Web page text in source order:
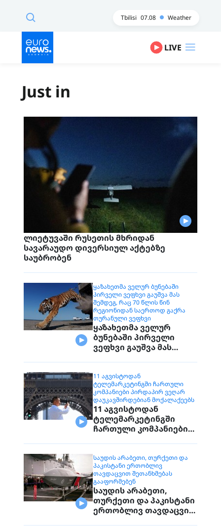
Tbilisi 07.08 Weather
LIVE
Just in
ლიეტუვაში რუსეთის მხრიდან
სავარაუდო დივერსიულ აქტებზე
საუბრობენ
ᲧᲐᲖᲐᲮᲔᲗᲛᲐ ᲕᲔᲚᲣᲠ ᲑᲣᲜᲔᲑᲐᲨᲘ
ᲞᲘᲠᲕᲔᲚᲘ ᲕᲔᲤᲮᲕᲘ ᲒᲐᲣᲨᲕᲐ ᲛᲐᲡ
ᲨᲔᲛᲓᲔᲒ, ᲠᲐᲪ 70 ᲬᲚᲘᲡ ᲬᲘᲜ
ᲠᲔᲒᲘᲝᲜᲘᲓᲐᲜ ᲡᲐᲔᲠᲗᲝᲓ ᲒᲐᲥᲠᲐ
ᲗᲣᲠᲐᲜᲣᲚᲘ ᲕᲔᲤᲮᲕᲘ
ყაზახეთმა ველურ
ბუნებაში პირველი
ვეფხვი გაუშვა მას
საერთოდ გაქრა
თურანული ვეფხვი
11 ᲐᲒᲕᲘᲡᲢᲝᲓᲐᲜ
ᲢᲔᲚᲔᲛᲐᲠᲙᲔᲢᲘᲜᲒᲨᲘ ᲩᲐᲠᲗᲣᲚᲘ
ᲙᲝᲛᲞᲐᲜᲘᲔᲑᲘ ᲞᲘᲠᲓᲐᲞᲘᲠ ᲕᲔᲦᲐᲠ
ᲓᲐᲣᲙᲐᲕᲨᲘᲠᲓᲔᲑᲘᲐᲜ ᲛᲝᲥᲐᲚᲐᲥᲔᲔᲑᲡ
11 აგვისტოდან
ტელემარკეტინგში
ჩართული კომპანიები
მოქალაქეებს
ᲡᲐᲣᲓᲘᲡ ᲐᲠᲐᲑᲔᲗᲘ, ᲗᲣᲠᲥᲔᲗᲘ ᲓᲐ
ᲞᲐᲙᲘᲡᲢᲐᲜᲘ ᲔᲠᲗᲝᲑᲚᲘᲕ
ᲗᲐᲕᲓᲐᲪᲕᲘᲗ ᲨᲔᲗᲐᲜᲮᲛᲔᲑᲐᲡ
ᲒᲐᲐᲤᲝᲠᲛᲔᲑᲔᲜ
საუდის არაბეთი,
თურქეთი და პაკისტანი
ერთობლივ თავდაცვით